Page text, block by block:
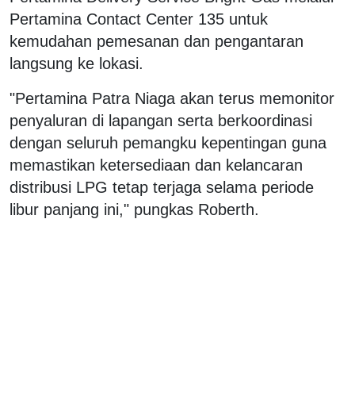
Pertamina Contact Center 135 untuk
kemudahan pemesanan dan pengantaran
langsung ke lokasi.
"Pertamina Patra Niaga akan terus memonitor
penyaluran di lapangan serta berkoordinasi
dengan seluruh pemangku kepentingan guna
memastikan ketersediaan dan kelancaran
distribusi LPG tetap terjaga selama periode
libur panjang ini," pungkas Roberth.